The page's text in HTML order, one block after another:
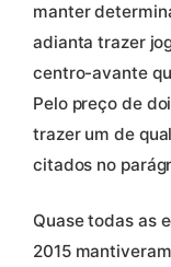
manter
adianta trazer
centro-avante
Pelo preço de
trazer um de
citados no
Quase todas as
2015